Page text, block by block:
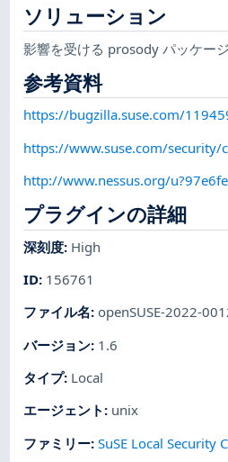
ソリューション
影響を受ける prosody パッケー
参考資料
https://bugzilla.suse.com/
https://www.suse.com/security/
http://www.nessus.org/
プラグインの詳細
深刻度: High
ID: 156761
ファイル名: openSUSE-2022-
バージョン: 1.6
タイプ: Local
エージェント : unix
ファミリー:SuSE Local Security